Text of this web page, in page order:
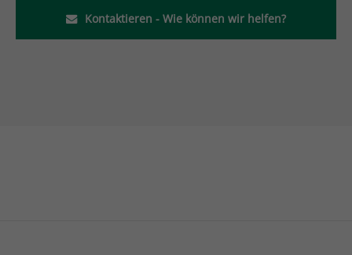
Kontaktieren - Wie können wir helfen?